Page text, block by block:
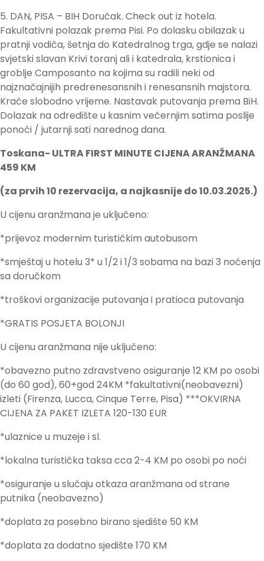
5. DAN, PISA – BIH Doručak. Check out iz hotela.
Fakultativni polazak prema Pisi. Po dolasku obilazak u
pratnji vodiča, šetnja do Katedralnog trga, gdje se nalazi
svjetski slavan Krivi toranj ali i katedrala, krstionica i
groblje Camposanto na kojima su radili neki od
najznačajnijih predrenesansnih i renesansnih majstora.
Kraće slobodno vrijeme. Nastavak putovanja prema BiH.
Dolazak na odredište u kasnim večernjim satima poslije
ponoći / jutarnji sati narednog dana.
Toskana- ULTRA FIRST MINUTE CIJENA ARANŽMANA
459 KM
(za prvih 10 rezervacija, a najkasnije do 10.03.2025.)
U cijenu aranžmana je uključeno:
*prijevoz modernim turističkim autobusom
*smještaj u hotelu 3* u 1/2 i 1/3 sobama na bazi 3 noćenja
sa doručkom
*troškovi organizacije putovanja i pratioca putovanja
*GRATIS POSJETA BOLONJI
U cijenu aranžmana nije uključeno:
*obavezno putno zdravstveno osiguranje 12 KM po osobi
(do 60 god), 60+god 24KM *fakultativni(neobavezni)
izleti (Firenza, Lucca, Cinque Terre, Pisa) ***OKVIRNA
CIJENA ZA PAKET IZLETA 120-130 EUR
*ulaznice u muzeje i sl.
*lokalna turistička taksa cca 2-4 KM po osobi po noći
*osiguranje u slučaju otkaza aranžmana od strane
putnika (neobavezno)
*doplata za posebno birano sjedište 50 KM
*doplata za dodatno sjedište 170 KM